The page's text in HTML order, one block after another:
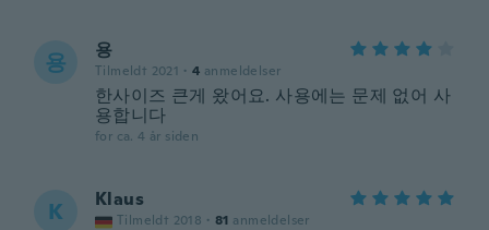
용 용
Tilmeldt 2021 · 4 anmeldelser
한사이즈 큰게 왔어요. 사용에는 문제 없어 사
용합니다
for ca. 4 år siden
K Klaus
Tilmeldt 2018 · 81 anmeldelser